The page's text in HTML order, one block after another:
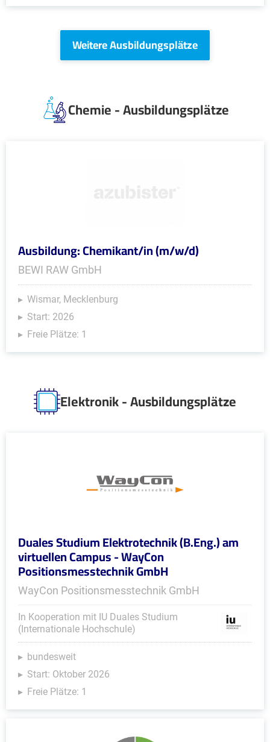
Weitere Ausbildungsplätze
Chemie - Ausbildungsplätze
Ausbildung: Chemikant/in (m/w/d)
BEWI RAW GmbH
Wismar, Mecklenburg
Start: 2026
Freie Plätze: 1
Elektronik - Ausbildungsplätze
Duales Studium Elektrotechnik (B.Eng.) am
virtuellen Campus - WayCon
Positionsmesstechnik GmbH
WayCon Positionsmesstechnik GmbH
In Kooperation mit IU Duales Studium
(Internationale Hochschule)
bundesweit
Start: Oktober 2026
Freie Plätze: 1